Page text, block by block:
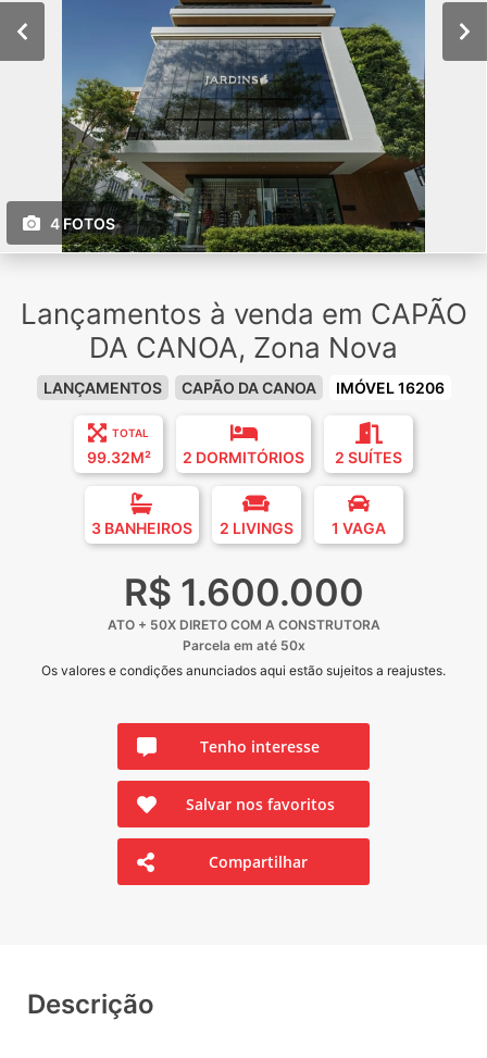
4 FOTOS
Lançamentos à venda em CAPÃO
DA CANOA, Zona Nova
LANÇAMENTOS CAPÃO DA CANOA IMÓVEL 16206
TOTAL
99.32M² 2 DORMITÓRIOS 2 SUÍTES
3 BANHEIROS 2 LIVINGS 1 VAGA
R$ 1.600.000
ATO + 50X DIRETO COM A CONSTRUTORA
Parcela em até 50x
Os valores e condições anunciados aqui estão sujeitos a reajustes.
Tenho interesse
Salvar nos favoritos
Compartilhar
Descrição